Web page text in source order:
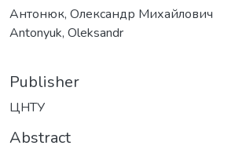
Антонюк, Олександр Михайлович
Antonyuk, Oleksandr
Publisher
ЦНТУ
Abstract